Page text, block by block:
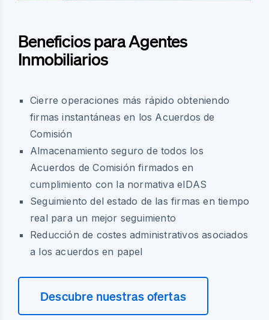
Beneficios para Agentes
Inmobiliarios
Cierre operaciones más rápido obteniendo
firmas instantáneas en los Acuerdos de
Comisión
Almacenamiento seguro de todos los
Acuerdos de Comisión firmados en
cumplimiento con la normativa eIDAS
Seguimiento del estado de las firmas en tiempo
real para un mejor seguimiento
Reducción de costes administrativos asociados
a los acuerdos en papel
Descubre nuestras ofertas